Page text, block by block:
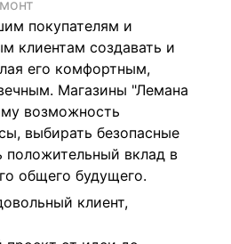
покупателям и
клиентам создавать и
его комфортным,
Магазины "Лемана
возможность
выбирать безопасные
положительный вклад в
общего будущего.
клиент,